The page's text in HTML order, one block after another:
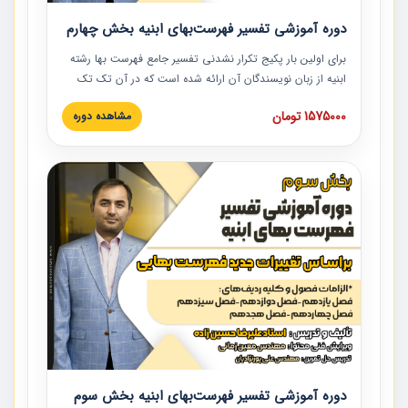
دوره آموزشی تفسیر فهرست‌بهای ابنیه بخش چهارم
برای اولین بار پکیج تکرار نشدنی تفسیر جامع فهرست بها رشته
ابنیه از زبان نویسندگان آن ارائه شده است که در آن تک تک
ردیف ها و مطالب فهرست بها تفسیر و ارائه شده است. این
دوره به صورت کامل تصویری بوده و به همراه تصاویر عملیات
دوره با کلام مهندس علیرضاحسین‌زاده مدیر پروژه مهندسی
مشاور در امر بازنگری فهرست بها رشته ابنیه ارائه شده و به تمام
همکارانی که در حوزه صنعت ساخت در حال فعالیت هستند حتما
توصیه می کنیم از مطالب این دوره استفاده نمایند.
1575000 تومان مشاهده دوره
دوره آموزشی تفسیر فهرست‌بهای ابنیه بخش سوم